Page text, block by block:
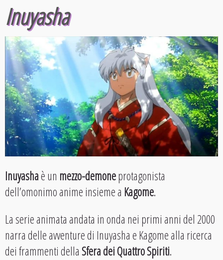
Inuyasha
Inuyashaè un mezzo-demoneprotagonista
dell’omonimo anime insieme a Kagome.
La serie animata andata in onda nei primi anni del 2000
narra delle avventure di Inuyasha e Kagome alla ricerca
dei frammenti dellaSfera dei Quattro Spiriti.